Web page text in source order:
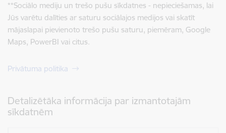
**Sociālo mediju un trešo pušu sīkdatnes - nepieciešamas, lai
Jūs varētu dalīties ar saturu sociālajos medijos vai skatīt
mājaslapai pievienoto trešo pušu saturu, piemēram, Google
Maps, PowerBI vai citus.
Privātuma politika
Detalizētāka informācija par izmantotajām
sīkdatnēm